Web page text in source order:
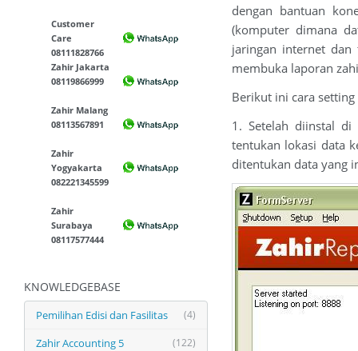
Customer
Care
08111828766
Zahir Jakarta
08119866999
Zahir Malang
08113567891
Zahir
Yogyakarta
082221345599
Zahir
Surabaya
08117577444
KNOWLEDGEBASE
(4)
Pemilihan Edisi dan Fasilitas
(122)
Zahir Accounting 5
dengan bantuan
(komputer dimana
jaringan internet
membuka laporan
Berikut ini cara
1. Setelah diinstal
tentukan lokasi data
ditentukan data yang